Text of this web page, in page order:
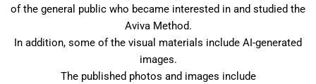
of the general public who became interested in and studied the
Aviva Method.
In addition, some of the visual materials include AI-generated
images.
The published photos and images include